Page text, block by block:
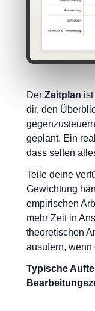
Der Zeitplan
dir, den
geplant. Ein
dass selten
Teile deine
Gewichtung
empirischen
mehr Zeit in
theoretischen
ausufern, wenn
Typische